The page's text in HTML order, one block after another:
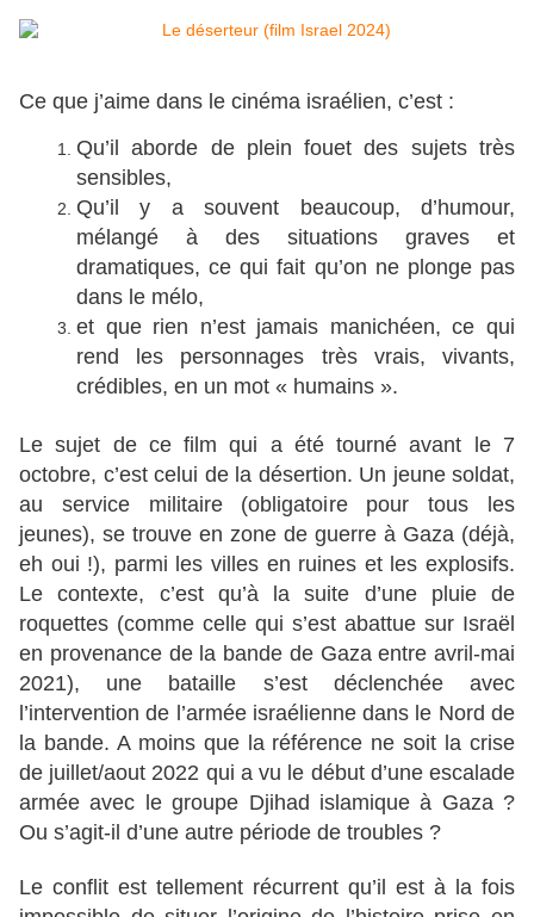
Ce que j’aime dans le cinéma israélien, c’est :
Qu’il aborde de plein fouet des sujets très
sensibles,
Qu’il y a souvent beaucoup, d’humour,
mélangé à des situations graves et
dramatiques, ce qui fait qu’on ne plonge pas
dans le mélo,
et que rien n’est jamais manichéen, ce qui
rend les personnages très vrais, vivants,
crédibles, en un mot « humains ».
Le sujet de ce film qui a été tourné avant le 7
octobre, c’est celui de la désertion. Un jeune soldat,
au service militaire (obligatoire pour tous les
jeunes), se trouve en zone de guerre à Gaza (déjà,
eh oui !), parmi les villes en ruines et les explosifs.
Le contexte, c’est qu’à la suite d’une pluie de
roquettes (comme celle qui s’est abattue sur Israël
en provenance de la bande de Gaza entre avril-mai
2021), une bataille s’est déclenchée avec
l’intervention de l’armée israélienne dans le Nord de
la bande. A moins que la référence ne soit la crise
de juillet/aout 2022 qui a vu le début d’une escalade
armée avec le groupe Djihad islamique à Gaza ?
Ou s’agit-il d’une autre période de troubles ?
Le conflit est tellement récurrent qu’il est à la fois